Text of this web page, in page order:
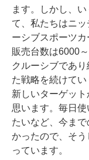
ます。しかし、
て、私たちはニ
ーシブスポーツ
販売台数は6000
クルーシブであ
た戦略を続けて
新しいターゲッ
思います。毎日
たいなど、今ま
かったので、そ
っています。